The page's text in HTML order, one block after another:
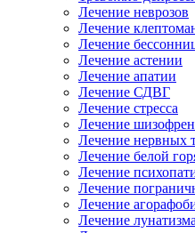
Лечение неврозов
Лечение
Лечение
Лечение астении
Лечение апатии
Лечение СДВГ
Лечение стресса
Лечение
Лечение нервных
Лечение белой
Лечение
Лечение
Лечение
Лечение лунатизма